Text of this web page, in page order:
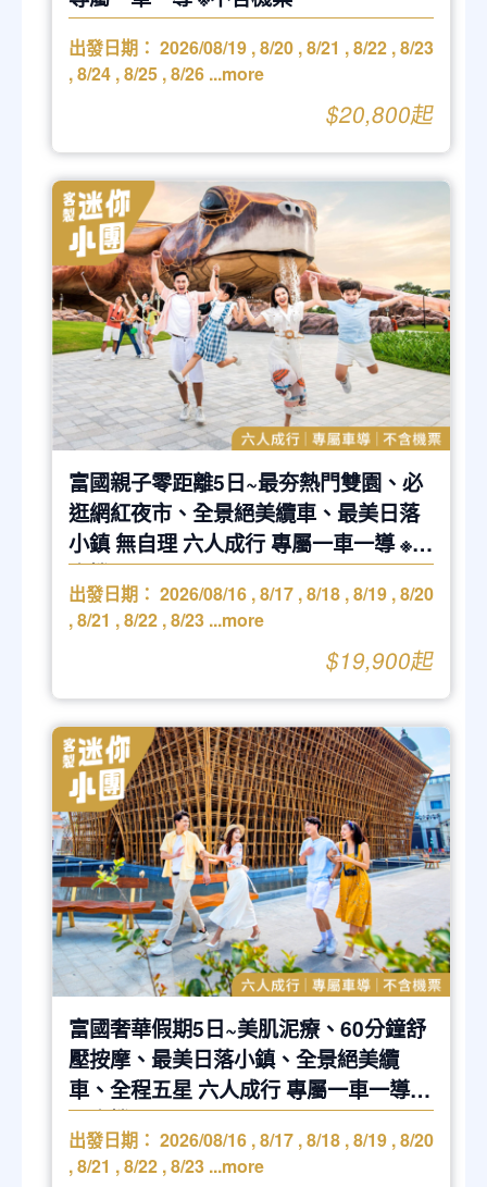
出發日期：2026/08/19 ,8/20 ,8/21 ,8/22 ,8/23
,8/24 ,8/25 ,8/26 ...more
$20,800起
富國親子零距離5日~最夯熱門雙園、必
逛網紅夜市、全景絕美纜車、最美日落
小鎮 無自理 六人成行 專屬一車一導 ※不
含機票
出發日期：2026/08/16 ,8/17 ,8/18 ,8/19 ,8/20
,8/21 ,8/22 ,8/23 ...more
$19,900起
富國奢華假期5日~美肌泥療、60分鐘舒
壓按摩、最美日落小鎮、全景絕美纜
車、全程五星 六人成行 專屬一車一導 ※
不含機票
出發日期：2026/08/16 ,8/17 ,8/18 ,8/19 ,8/20
,8/21 ,8/22 ,8/23 ...more